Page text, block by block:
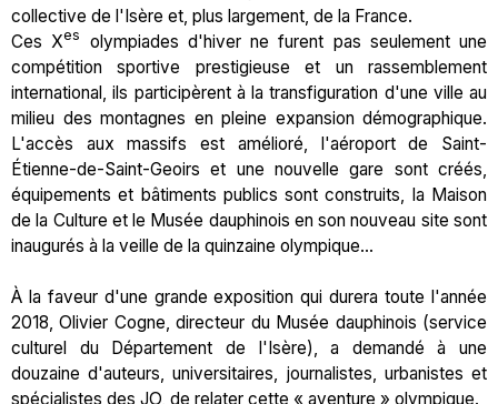
collective de l'Isère et, plus largement, de la France.
Ces Xes
olympiades d'hiver ne furent pas seulement une
compétition sportive prestigieuse et un rassemblement
international, ils participèrent à la transfiguration d'une ville au
milieu des montagnes en pleine expansion démographique.
L'accès aux massifs est amélioré, l'aéroport de Saint-
Étienne-de-Saint-Geoirs et une nouvelle gare sont créés,
équipements et bâtiments publics sont construits, la Maison
de la Culture et le Musée dauphinois en son nouveau site sont
inaugurés à la veille de la quinzaine olympique...
À la faveur d'une grande exposition qui durera toute l'année
2018, Olivier Cogne, directeur du Musée dauphinois (service
culturel du Département de l'Isère), a demandé à une
douzaine d'auteurs, universitaires, journalistes, urbanistes et
spécialistes des JO, de relater cette « aventure » olympique.